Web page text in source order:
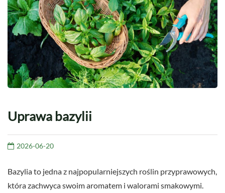
Uprawa bazylii
2026-06-20
Bazylia to jedna z najpopularniejszych roślin przyprawowych,
która zachwyca swoim aromatem i walorami smakowymi.